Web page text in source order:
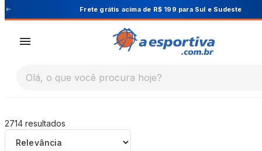
A Esportiva
Sul e Sudeste Cupom PRIMEIRA10
Olá, o que você procura hoje?
2714 resultados